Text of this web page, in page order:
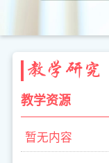
教学研究
教学资源
暂无内容